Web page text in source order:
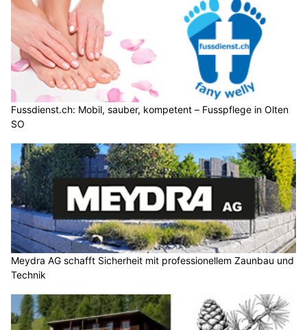
Fussdienst.ch: Mobil, sauber, kompetent – Fusspflege in Olten
SO
Meydra AG schafft Sicherheit mit professionellem Zaunbau und
Technik